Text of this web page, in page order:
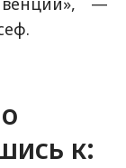
к: